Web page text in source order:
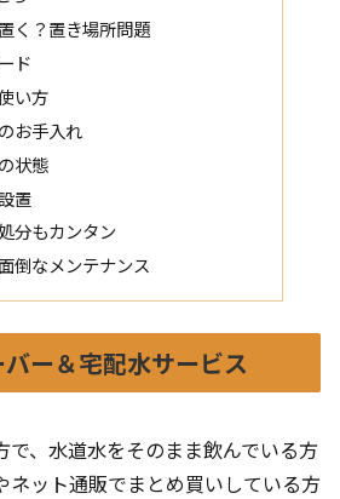
く？置き場所問題
ド
い方
お手入れ
状態
置
分もカンタン
倒なメンテナンス
ー＆宅配水サービス
で、水道水をそのまま飲んでいる方
ネット通販でまとめ買いしている方